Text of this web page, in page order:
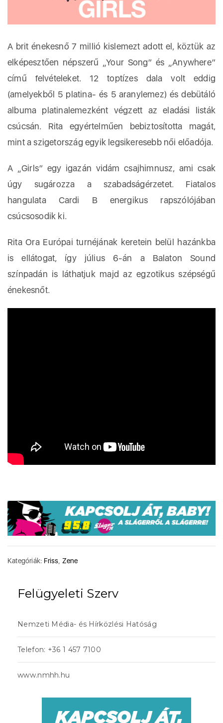
A brit énekesnő 7 millió kislemezt adott el, köztük az
elképesztően népszerű „Your Song” és „Anywhere”
című felvételeket. 12 toptízes dala volt eddig
(amelyekből 5 platina- és 5 aranylemez) és debütáló
albuma platinalemezként végzett az eladási listák
csúcsán. Rita egyértelműen bebiztosította magát,
mint a szigetország egyik legsikeresebb női előadója.
A „Girls” egy igazán vidám csajhimnusz, ami csak
úgy sugározza a szabadságérzetet. Fiatalos
hangulata Cardi B energikus rapszólójában
csúcsosodik ki.
Rita Ora Európai turnéjának keretein belül hazánkba
is ellátogat, így július 6-án a Balaton Sound
színpadán is láthatjuk majd az egzotikus szépségű
énekesnőt.
Kategóriák: Friss Zene
Felügyeleti Szerv
Nemzeti Média- és Hírközlési Hatóság
Telefon: +36 1 457 7100
www.nmhh.hu